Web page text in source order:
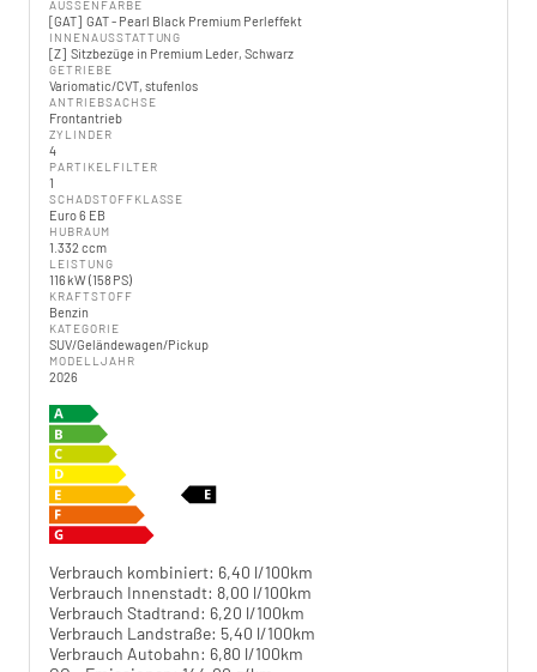
AUSSENFARBE
GAT GAT - Pearl Black Premium Perleffekt
INNENAUSSTATTUNG
Z Sitzbezüge in Premium Leder, Schwarz
GETRIEBE
Variomatic/CVT, stufenlos
ANTRIEBSACHSE
Frontantrieb
ZYLINDER
4
PARTIKELFILTER
1
SCHADSTOFFKLASSE
Euro 6 EB
HUBRAUM
1.332 ccm
LEISTUNG
116 kW (158 PS)
KRAFTSTOFF
Benzin
KATEGORIE
SUV/Geländewagen/Pickup
MODELLJAHR
2026
Verbrauch kombiniert: 6,40 l/100km
Verbrauch Innenstadt: 8,00 l/100km
Verbrauch Stadtrand: 6,20 l/100km
Verbrauch Landstraße: 5,40 l/100km
Verbrauch Autobahn: 6,80 l/100km